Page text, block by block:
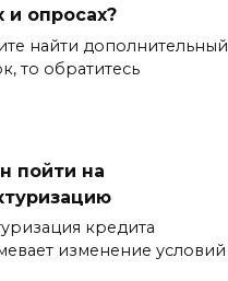
и опросах?
найти дополнительный
то обратитесь
пойти на
кредита
изменение условий